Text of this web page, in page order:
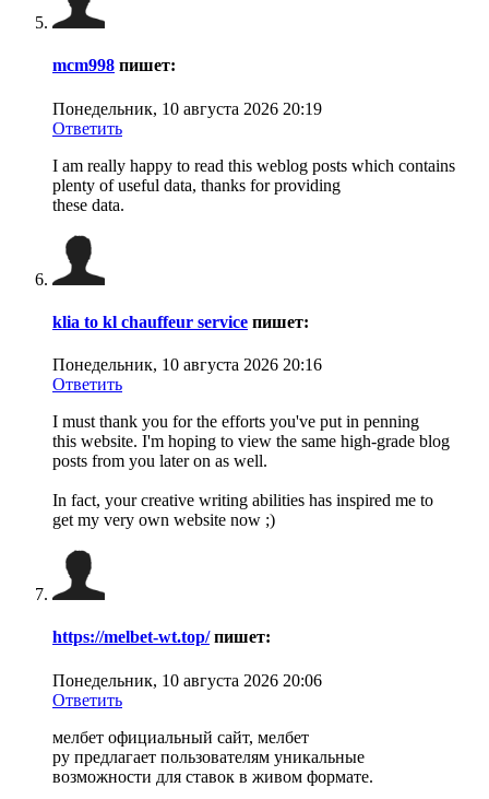
mcm998 пишет:
Понедельник, 10 августа 2026 20:19
Ответить
I am really happy to read this weblog posts which contains
plenty of useful data, thanks for providing
these data.
klia to kl chauffeur service пишет:
Понедельник, 10 августа 2026 20:16
Ответить
I must thank you for the efforts you've put in penning
this website. I'm hoping to view the same high-grade blog
posts from you later on as well.
In fact, your creative writing abilities has inspired me to
get my very own website now ;)
https://melbet-wt.top/ пишет:
Понедельник, 10 августа 2026 20:06
Ответить
мелбет официальный сайт, мелбет
ру предлагает пользователям уникальные
возможности для ставок в живом формате.